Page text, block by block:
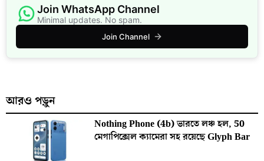
Join WhatsApp Channel
Minimal updates. No spam.
Join Channel
আরও পড়ুন
Nothing Phone (4b) ভারতে লঞ্চ হল, 50
মেগাপিক্সেল ক্যামেরা সহ রয়েছে Glyph Bar